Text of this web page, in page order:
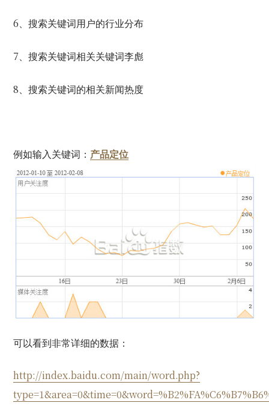
6 、搜索关键词用户的行业分布
7 、搜索关键词相关关键词李彪
8 、搜索关键词的相关新闻热度
例如输入关键词： 产品定位
可以看到非常详细的数据：
http://index.baidu.com/main/word.php?